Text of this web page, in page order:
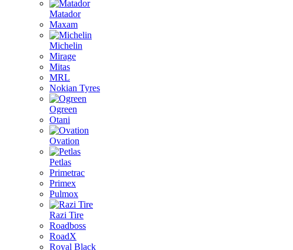
Matador
Maxam
Michelin
Mirage
Mitas
MRL
Nokian Tyres
Ogreen
Otani
Ovation
Petlas
Primetrac
Primex
Pulmox
Razi Tire
Roadboss
RoadX
Royal Black